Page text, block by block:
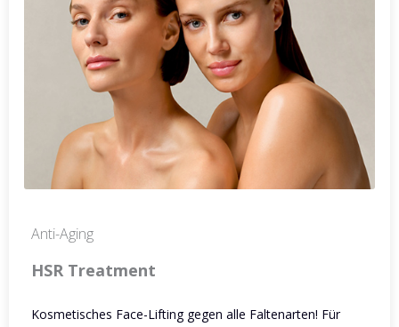
Anti-Aging
HSR Treatment
Kosmetisches Face-Lifting gegen alle Faltenarten! Für